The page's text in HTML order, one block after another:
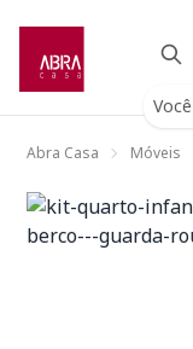
Abra Casa Móveis